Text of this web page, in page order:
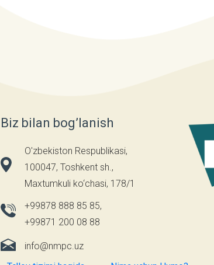
Biz bilan bog’lanish
O'zbekiston Respublikasi,
100047, Toshkent sh.,
Maxtumkuli ko‘chasi, 178/1
+99878 888 85 85,
+99871 200 08 88
info@nmpc.uz